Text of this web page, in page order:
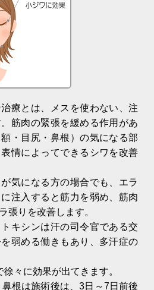
療とは、メスを使わない、注
筋肉の緊張を緩める作用があ
・目尻・鼻根）の気になる部
情によってできるシワを改善
になる方の場合でも、エラ
注入すると筋力を弱め、筋肉
張りを改善します。
キシンは汗の司令官である交
弱める働きもあり、多汗症の
々に効果が出てきます。
は施術後は、3日～7日前後